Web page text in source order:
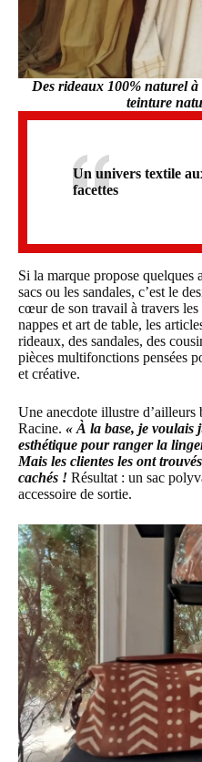
Des rideaux 100% naturel à
teinture
Un univers textile
facettes
Si la marque propose quelques
sacs ou les sandales, c’est le
cœur de son travail à travers les
nappes et art de table, les
rideaux, des sandales, des
pièces multifonctions pensées
et créative.
Une anecdote illustre
Racine. « À la base, je voulais
esthétique pour ranger la
Mais les clientes les ont
cachés ! Résultat : un sac
accessoire de sortie.